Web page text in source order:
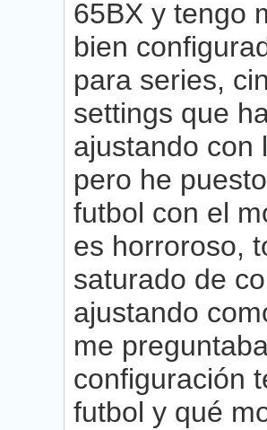
65BX y tengo
bien
para series,
settings que
ajustando con
pero he
futbol con el
es horroroso,
saturado de
ajustando
me
configuración
futbol y qué